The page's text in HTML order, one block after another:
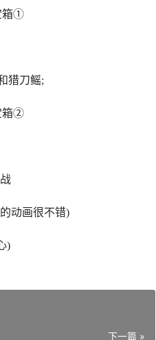
箱①
猎刀鳐;
箱②
动画很不错)
)
下一篇 »